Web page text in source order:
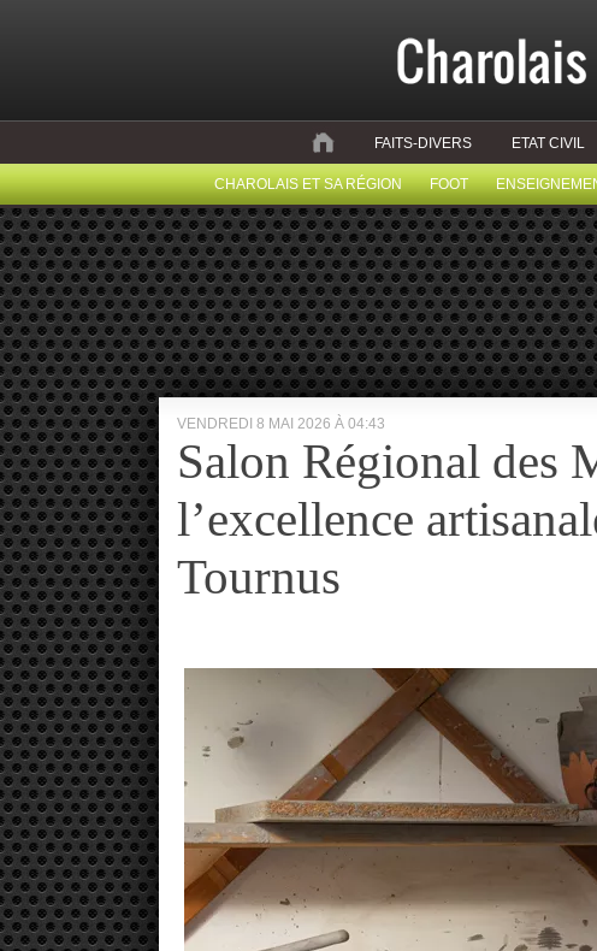
FAITS-DIVERS ETAT CIVIL
CHAROLAIS ET SA RÉGION FOOT
VENDREDI 8 MAI 2026 À 04:43
Salon Régional des
l’excellence
Tournus